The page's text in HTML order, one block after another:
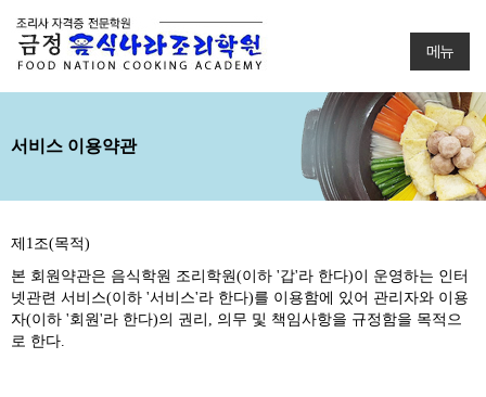
메뉴
서비스 이용약관
제1조(목적)
본 회원약관은 음식학원 조리학원(이하 '갑'라 한다)이 운영하는 인터
넷관련 서비스(이하 '서비스'라 한다)를 이용함에 있어 관리자와 이용
자(이하 '회원'라 한다)의 권리, 의무 및 책임사항을 규정함을 목적으
로 한다.